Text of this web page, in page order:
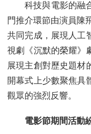
科技與電影的融
門推介環節由演員陳
共同完成，展現人工
視劇《沉默的榮耀》
展現主創對歷史題材
開幕式上少數聚焦具
觀眾的強烈反響。
電影節期間活動